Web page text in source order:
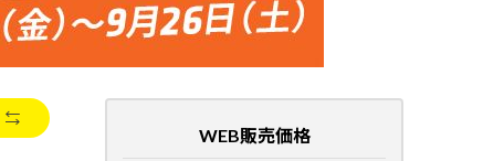
WEB販売価格